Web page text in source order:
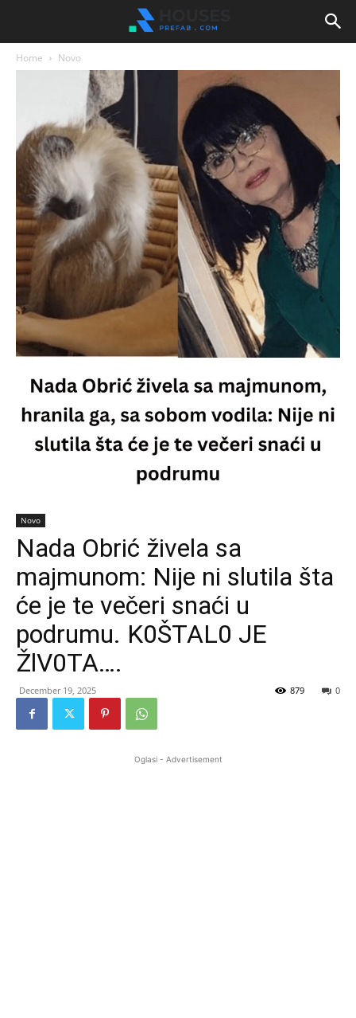
Home Novo
Novo
Nada Obrić živela sa
majmunom: Nije ni slutila šta
će je te večeri snaći u
podrumu. K0ŠTAL0 JE
ŽlV0TA….
December 19, 2025 0
879
Oglasi - Advertisement